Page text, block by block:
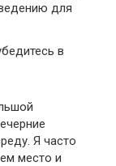
для
в
Я часто
место и